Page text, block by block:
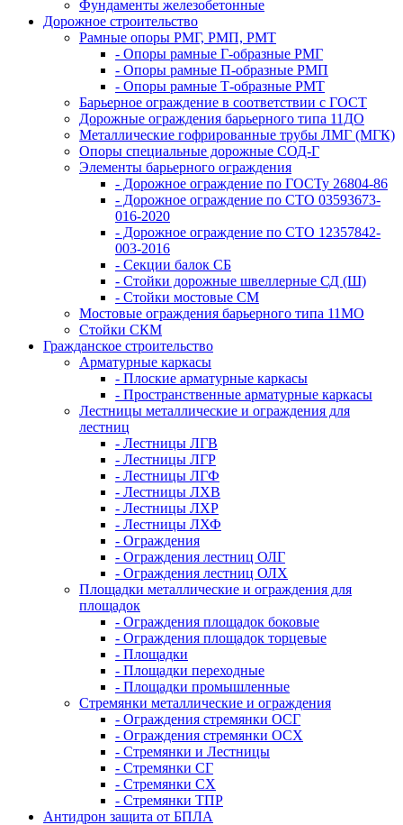
Фундаменты железобетонные
Дорожное строительство
Рамные опоры РМГ, РМП, РМТ
- Опоры рамные Г-образные РМГ
- Опоры рамные П-образные РМП
- Опоры рамные Т-образные РМТ
Барьерное ограждение в соответствии с ГОСТ
Дорожные ограждения барьерного типа 11ДО
Металлические гофрированные трубы ЛМГ (МГК)
Опоры специальные дорожные СОД-Г
Элементы барьерного ограждения
- Дорожное ограждение по ГОСТу 26804-86
- Дорожное ограждение по СТО 03593673-
016-2020
- Дорожное ограждение по СТО 12357842-
003-2016
- Секции балок СБ
- Стойки дорожные швеллерные СД (Ш)
- Стойки мостовые СМ
Мостовые ограждения барьерного типа 11МО
Стойки СКМ
Гражданское строительство
Арматурные каркасы
- Плоские арматурные каркасы
- Пространственные арматурные каркасы
Лестницы металлические и ограждения для
лестниц
- Лестницы ЛГВ
- Лестницы ЛГР
- Лестницы ЛГФ
- Лестницы ЛХВ
- Лестницы ЛХР
- Лестницы ЛХФ
- Ограждения
- Ограждения лестниц ОЛГ
- Ограждения лестниц ОЛХ
Площадки металлические и ограждения для
площадок
- Ограждения площадок боковые
- Ограждения площадок торцевые
- Площадки
- Площадки переходные
- Площадки промышленные
Стремянки металлические и ограждения
- Ограждения стремянки ОСГ
- Ограждения стремянки ОСХ
- Стремянки и Лестницы
- Стремянки СГ
- Стремянки СХ
- Стремянки ТПР
Антидрон защита от БПЛА